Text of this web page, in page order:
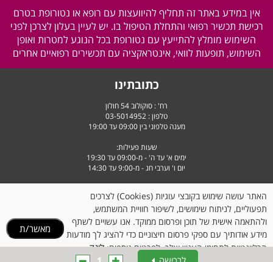
המחיר שלנו:124
₪
פרטים נוספים
נקבוביות.
– מעניק מראה עור מט, גוון עור
אחיד ללא אדמומיות.
– מסייע בעיכוב תהליך הזדקנות
העור – אנטי-אייג’ינג.
המסייעת בהענקת לחות ונפח
המוצר מכיל: 50 מ”ל
לשימוש יומיומי בוקר ו/או ערב. יש
למרוח על עור נקי ויבש עד
לספיגה מלאה.
המחיר שלנו:195
₪
פרטים נוספים
אין במידע באתר זה תחליף להיוועצות עם רופא או נטורופת בטרם
רכישת תכשיר רפואי והתחלת הטיפול בו. יש לעיין בעלון לצרכן לפני
השימוש מומלץ להתייעץ עם נטורופת בכל הנוגע למטרות ואופן
השימוש, תופעות לוואי, אינטראקציה עם תכשירים רפואיים אחרים
כתובתינו
רח' : סוקולוב 54 חולון
טלפון : 03-5014952
מענה טלפוני בין 09:00 עד 19:00
שעות פעילות:
ימים א' עד ה' - מ-09:00 עד 19:30
יום ו' וערבי חג - מ-9:00 עד 14:30
האתר עושה שימוש בקובצי עוגיות (Cookies) לצרכים
תפעוליים, לניתוח שימושים, לשיפור חוויית המשתמש,
ולהתאמה אישית של תוכן ופרסום ממוקד. אנו עשויים לשתף
מידע אודותיך עם ספקי פרסום חיצוניים כדי להציג לך מודעות
הרלוונטיות לתחומי העניין שלך. לפרטים נוספים:לינק
מאשר/ת